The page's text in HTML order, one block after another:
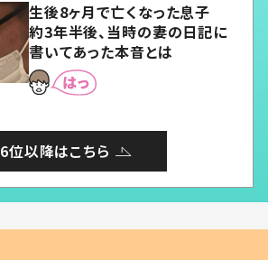
生後8ヶ月で亡くなった息子
約3年半後、当時の妻の日記に
書いてあった本音とは
6位以降はこちら